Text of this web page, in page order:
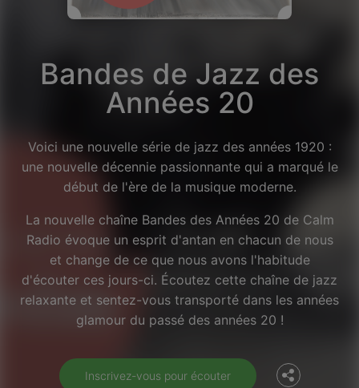
Bandes de Jazz des
Années 20
Voici une nouvelle série de jazz des années 1920 :
une nouvelle décennie passionnante qui a marqué le
début de l'ère de la musique moderne.
La nouvelle chaîne Bandes des Années 20 de Calm
Radio évoque un esprit d'antan en chacun de nous
et change de ce que nous avons l'habitude
d'écouter ces jours-ci. Écoutez cette chaîne de jazz
relaxante et sentez-vous transporté dans les années
glamour du passé des années 20 !
Inscrivez-vous pour écouter
Facebook
Twitter